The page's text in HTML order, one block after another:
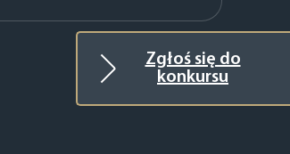
Zgłoś się do
konkursu